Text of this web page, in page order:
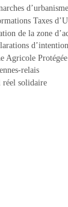
Taxes
de la zone
Agricole
relais
réel solidaire